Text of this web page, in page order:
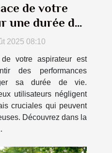
de votre
une durée de
2025 08:10
votre aspirateur est
des performances
sa durée de vie.
utilisateurs négligent
cruciales qui peuvent
Découvrez dans la